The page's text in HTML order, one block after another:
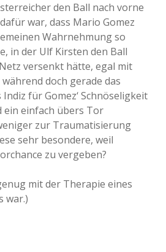
den Ball nach vorne
war, dass Mario Gomez
Wahrnehmung so
in der Ulf Kirsten den Ball
versenkt hätte, egal mit
doch gerade das
für Gomez‘ Schnöseligkeit
ein einfach übers Tor
zur Traumatisierung
sehr besondere, weil
zu vergeben?
mit der Therapie eines
war.)